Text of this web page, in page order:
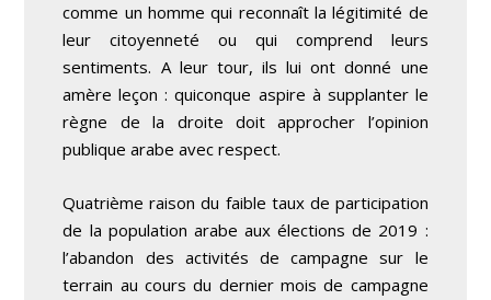
comme un homme qui reconnaît la légitimité de
leur citoyenneté ou qui comprend leurs
sentiments. A leur tour, ils lui ont donné une
amère leçon : quiconque aspire à supplanter le
règne de la droite doit approcher l’opinion
publique arabe avec respect.
Quatrième raison du faible taux de participation
de la population arabe aux élections de 2019 :
l’abandon des activités de campagne sur le
terrain au cours du dernier mois de campagne